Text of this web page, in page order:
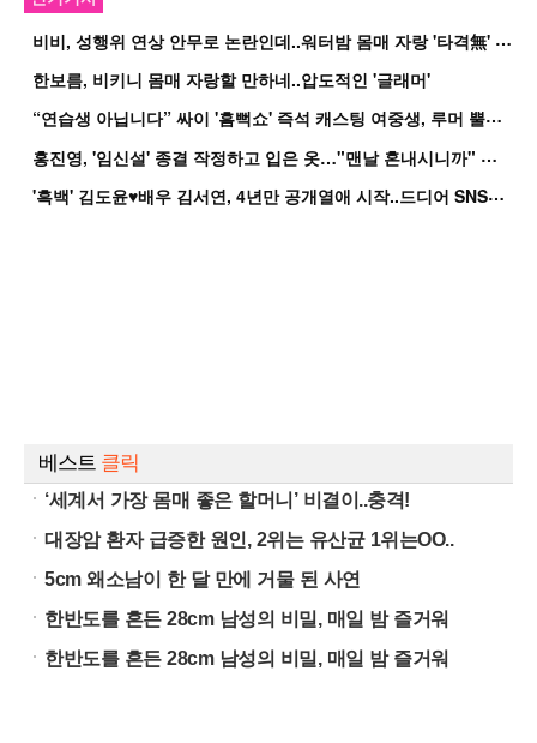
비
비, 성행위 연상 안무로 논란인데..워터밤 몸매 자랑 '타격無' 근황
한보름, 비키니 몸매 자랑할 만하네..압도적인 '글래머'
“
연습생 아닙니다” 싸이 '흠뻑쇼' 즉석 캐스팅 여중생, 루머 뿔났다[Oh!쎈 이...
홍
진영, '임신설' 종결 작정하고 입은 옷…"맨날 혼내시니까" 억울
'
흑백' 김도윤♥배우 김서연, 4년만 공개열애 시작..드디어 SNS에 노출 [핫피...